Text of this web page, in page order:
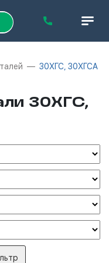
30ХГС, 30ХГСА
30ХГС,